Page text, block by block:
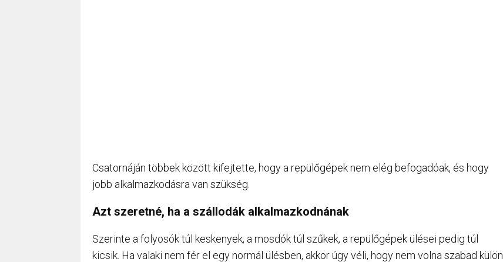
Csatornáján többek között kifejtette, hogy a repülőgépek nem elég befogadóak, és hogy
jobb alkalmazkodásra van szükség.
Azt szeretné, ha a szállodák alkalmazkodnának
Szerinte a folyosók túl keskenyek, a mosdók túl szűkek, a repülőgépek ülései pedig túl
kicsik. Ha valaki nem fér el egy normál ülésben, akkor úgy véli, hogy nem volna szabad külön